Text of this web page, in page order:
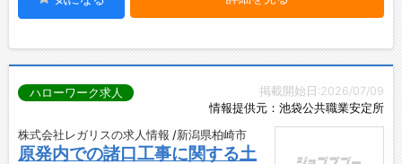
掲載開始日:2026/07/09
情報提供元：池袋公共職業安定所
ハローワーク求人
株式会社レガリスの求人情報 /新潟県柏崎市
原発内での諸口工事に関する土